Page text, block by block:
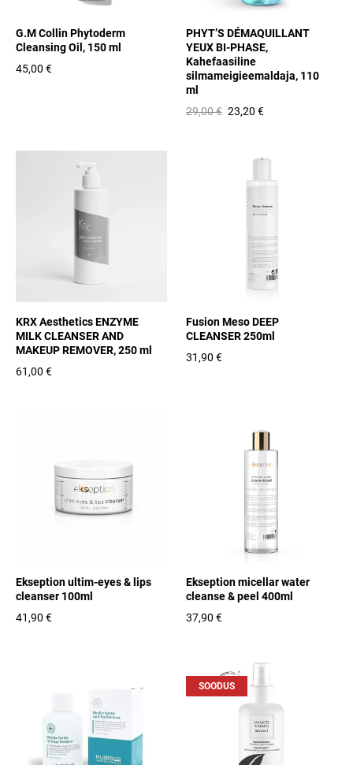
G.M Collin Phytoderm
Cleansing Oil, 150 ml
45,00 €
PHYT’S DÉMAQUILLANT
YEUX BI-PHASE,
Kahefaasiline
silmameigieemaldaja, 110
ml
29,00 € 23,20 €
KRX Aesthetics ENZYME
MILK CLEANSER AND
MAKEUP REMOVER, 250 ml
61,00 €
Fusion Meso DEEP
CLEANSER 250ml
31,90 €
Ekseption ultim-eyes & lips
cleanser 100ml
41,90 €
Ekseption micellar water
cleanse & peel 400ml
37,90 €
SOODUS